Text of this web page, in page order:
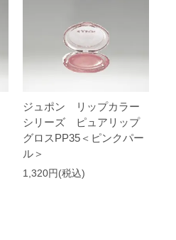
ジュポン リップカラー
シリーズ ピュアリップ
グロスPP35＜ピンクパー
ル＞
1,320円(税込)